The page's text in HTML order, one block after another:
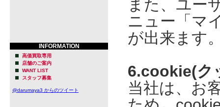
INFORMATION
高価買取専用
店舗のご案内
WANT LIST
スタッフ募集
@darumaya3 からのツイート
また、ユー
ニュー「マ
が出来ます
6.cookie(ク
当社は、お